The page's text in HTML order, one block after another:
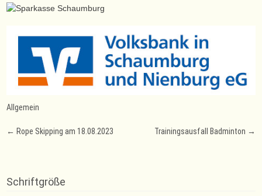
Allgemein
Post
← Rope Skipping am 18.08.2023 Trainingsausfall Badminton →
Schriftgröße